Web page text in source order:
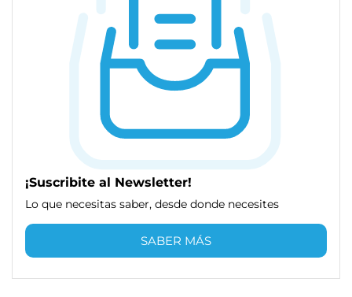
¡Suscribite al Newsletter!
Lo que necesitas saber, desde donde necesites
SABER MÁS